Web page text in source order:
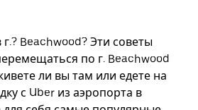
Beachwood? Эти советы
по г. Beachwood
ли вы там или едете на
с Uber из аэропорта в